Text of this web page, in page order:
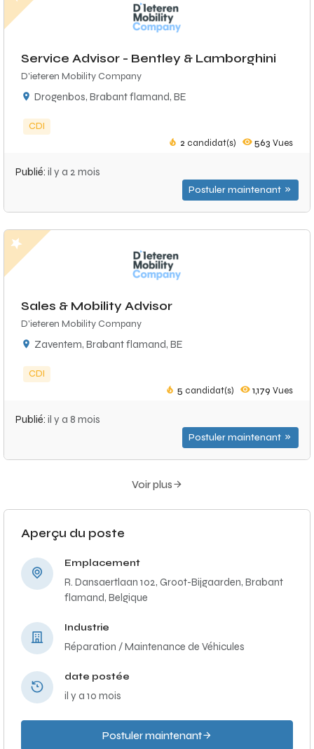
Service Advisor - Bentley & Lamborghini
D'ieteren Mobility Company
Drogenbos, Brabant flamand, BE
CDI
2 candidat(s) 563 Vues
Publié: il y a 2 mois
Postuler maintenant
Sales & Mobility Advisor
D'ieteren Mobility Company
Zaventem, Brabant flamand, BE
CDI
5 candidat(s) 1,179 Vues
Publié: il y a 8 mois
Postuler maintenant
Voir plus
Aperçu du poste
Emplacement
R. Dansaertlaan 102, Groot-Bijgaarden, Brabant
flamand, Belgique
Industrie
Réparation / Maintenance de Véhicules
date postée
il y a 10 mois
Postuler maintenant